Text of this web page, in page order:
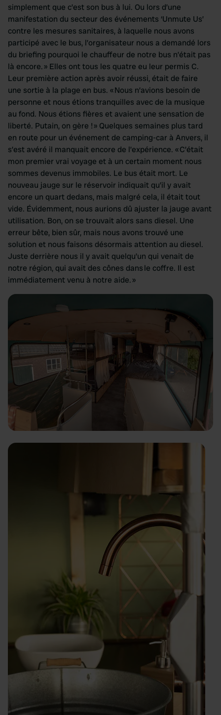
simplement que c’est son bus à lui. Ou lors d’une
manifestation du secteur des événements ‘Unmute Us’
contre les mesures sanitaires, à laquelle nous avons
participé avec le bus, l’organisateur nous a demandé lors
du briefing pourquoi le chauffeur de notre bus n’était pas
là encore. » Elles ont tous les quatre eu leur permis C.
Leur première action après avoir réussi, était de faire
une sortie à la plage en bus. « Nous n’avions besoin de
personne et nous étions tranquilles avec de la musique
au fond. Nous étions fières et avaient une sensation de
liberté. Putain, on gère ! » Quelques semaines plus tard
en route pour un événement de camping-car à Anvers, il
s’est avéré il manquait encore de l’expérience. « C’était
mon premier vrai voyage et à un certain moment nous
sommes devenus immobiles. Le bus était mort. Le
nouveau jauge sur le réservoir indiquait qu’il y avait
encore un quart dedans, mais malgré cela, il était tout
vide. Évidemment, nous aurions dû ajuster la jauge avant
utilisation. Bon, on se trouvait alors sans diesel. Une
erreur bête, bien sûr, mais nous avons trouvé une
solution et nous faisons désormais attention au diesel.
Juste derrière nous il y avait quelqu’un qui venait de
notre région, qui avait des cônes dans le coffre. Il est
immédiatement venu à notre aide. »